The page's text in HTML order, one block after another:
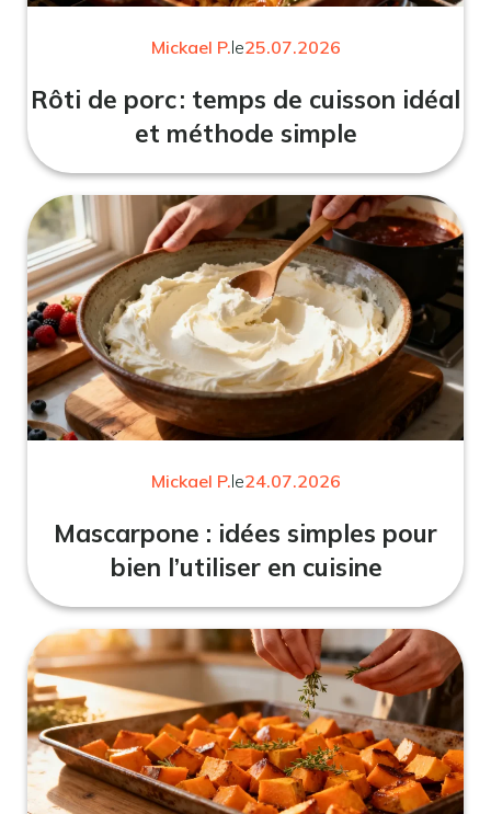
Mickael P.le25.07.2026
Rôti de porc : temps de cuisson idéal
et méthode simple
Mickael P.le24.07.2026
Mascarpone : idées simples pour
bien l’utiliser en cuisine